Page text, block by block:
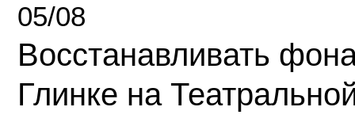
05/08
Восстанавливать
Глинке на